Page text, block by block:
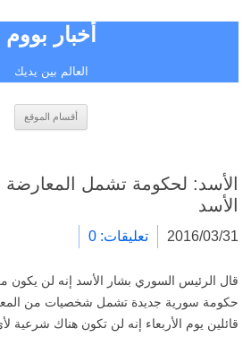
أخبار بووم
العالم بين يديك
أقسام الموقع
الأسد: لحكومة تشمل
الأسد
2016/03/31 تعليقات: 0
قال الرئيس السوري بشار الأسد إنه لن يكون
حكومة سورية جديدة تشمل شخصيات من
قائلين يوم الأربعاء إنه لن تكون هناك شرعية